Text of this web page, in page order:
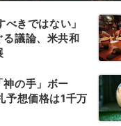
きではない」
議論、米共和
神の手」ボー
予想価格は1千万